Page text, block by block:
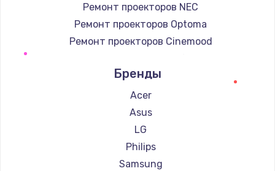
Ремонт проекторов NEC
Ремонт проекторов Optoma
Ремонт проекторов Cinemood
Ремонт проекторов Barco
Ремонт проекторов Xgimi
Ремонт проекторов Canon
Ремонт проекторов JVC
Ремонт проекторов Casio
Ремонт проекторов Hiper
Бренды
Acer
Asus
LG
Philips
Samsung